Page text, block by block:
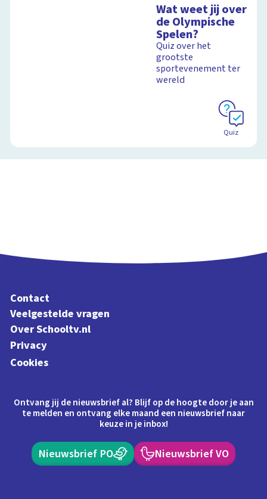
Wat weet jij over
de Olympische
Spelen?
Quiz over het
grootste
sportevenement ter
wereld
Quiz
Contact
Veelgestelde vragen
Over Schooltv.nl
Privacy
Cookies
Ontvang jij de nieuwsbrief al? Blijf op de hoogte door je aan
te melden en ontvang elke maand een nieuwsbrief naar
keuze in je inbox!
Nieuwsbrief PO Nieuwsbrief VO